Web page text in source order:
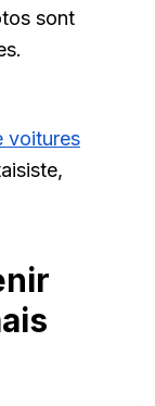
sont
voitures